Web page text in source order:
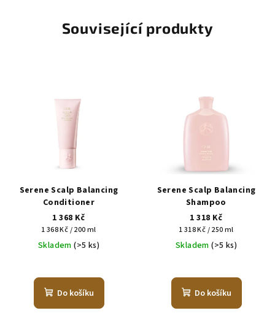
Související produkty
Serene Scalp Balancing
Conditioner
1 368 Kč
Měrná
cena:
1 368 Kč / 200 ml
Skladem(>5 ks)
Do košíku
Serene Scalp Balancing
Shampoo
1 318 Kč
Měrná
cena:
1 318 Kč / 250 ml
Skladem(>5 ks)
Do košíku